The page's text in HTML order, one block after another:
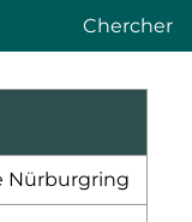
Chercher